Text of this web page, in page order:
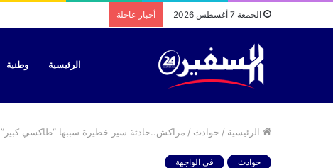
الجمعة 7 أغسطس 2026 أخبار عاجلة
الرئيسية وطنية
الرئيسية / حوادث / مراكش..حادثة سير خطيرة سببها “طاكسي كبير”
حوادث في الواجهة